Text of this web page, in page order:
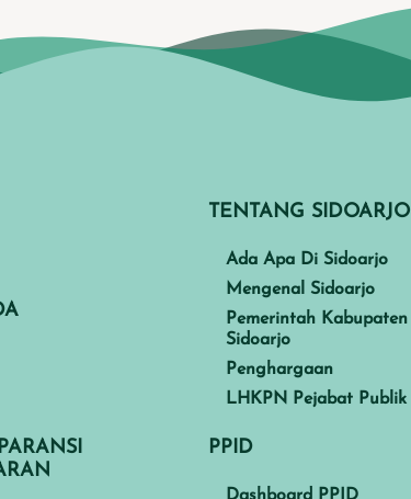
TENTANG SIDOARJO
Ada Apa Di Sidoarjo
Mengenal Sidoarjo
Pemerintah Kabupaten
Sidoarjo
Penghargaan
LHKPN Pejabat Publik
PPID